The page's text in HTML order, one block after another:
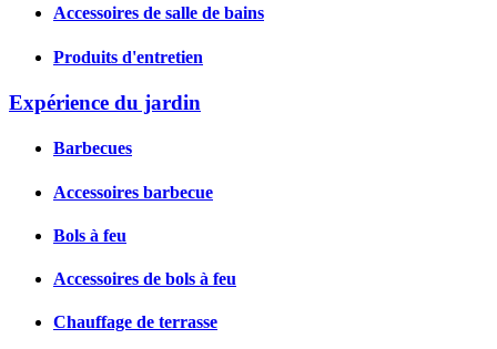
Accessoires de salle de bains
Produits d'entretien
Expérience du jardin
Barbecues
Accessoires barbecue
Bols à feu
Accessoires de bols à feu
Chauffage de terrasse